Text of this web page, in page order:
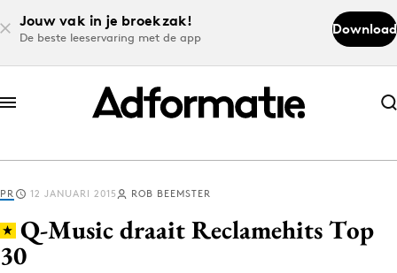
Jouw vak in je broekzak!
De beste leeservaring met de app
Download
Abonneer nu
Abonneer nu
Log in
PR 12 JANUARI 2015 ROB BEEMSTER
Q-Music draait Reclamehits Top
30